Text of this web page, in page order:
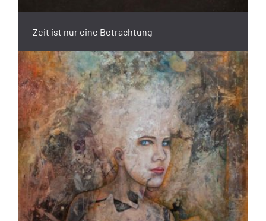
Zeit ist nur eine Betrachtung